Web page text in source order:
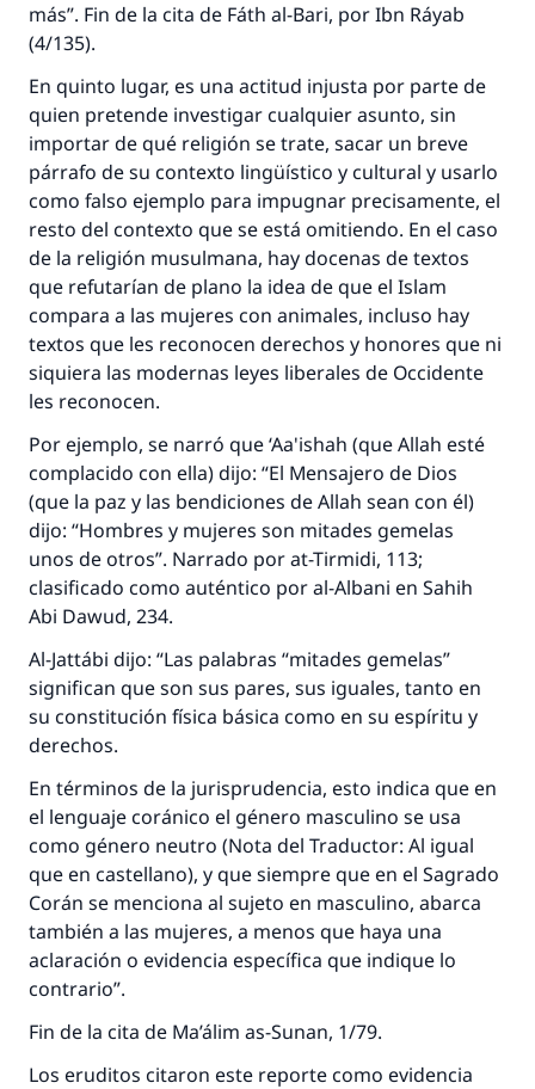
más”. Fin de la cita de Fáth al-Bari, por Ibn Ráyab
(4/135).
En quinto lugar, es una actitud injusta por parte de
quien pretende investigar cualquier asunto, sin
importar de qué religión se trate, sacar un breve
párrafo de su contexto lingüístico y cultural y usarlo
como falso ejemplo para impugnar precisamente, el
resto del contexto que se está omitiendo. En el caso
de la religión musulmana, hay docenas de textos
que refutarían de plano la idea de que el Islam
compara a las mujeres con animales, incluso hay
textos que les reconocen derechos y honores que ni
siquiera las modernas leyes liberales de Occidente
les reconocen.
Por ejemplo, se narró que ‘Aa'ishah (que Allah esté
complacido con ella) dijo: “El Mensajero de Dios
(que la paz y las bendiciones de Allah sean con él)
dijo: “Hombres y mujeres son mitades gemelas
unos de otros”. Narrado por at-Tirmidi, 113;
clasificado como auténtico por al-Albani en Sahih
Abi Dawud, 234.
Al-Jattábi dijo: “Las palabras “mitades gemelas”
significan que son sus pares, sus iguales, tanto en
su constitución física básica como en su espíritu y
derechos.
En términos de la jurisprudencia, esto indica que en
el lenguaje coránico el género masculino se usa
como género neutro (Nota del Traductor: Al igual
que en castellano), y que siempre que en el Sagrado
Corán se menciona al sujeto en masculino, abarca
también a las mujeres, a menos que haya una
aclaración o evidencia específica que indique lo
contrario”.
Fin de la cita de Ma’álim as-Sunan, 1/79.
Los eruditos citaron este reporte como evidencia